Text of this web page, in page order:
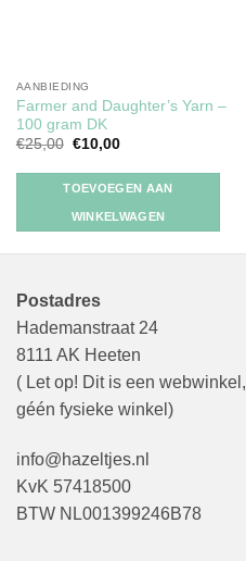
AANBIEDING
Farmer and Daughter’s Yarn –
100 gram DK
€25,00 Oorspronkelijke
was:
€25,00.
€10,00Huidige
is:
€10,00.
TOEVOEGEN AAN
WINKELWAGEN
Postadres
Hademanstraat 24
8111 AK Heeten
( Let op! Dit is een webwinkel,
géén fysieke winkel)
info@hazeltjes.nl
KvK 57418500
BTW NL001399246B78